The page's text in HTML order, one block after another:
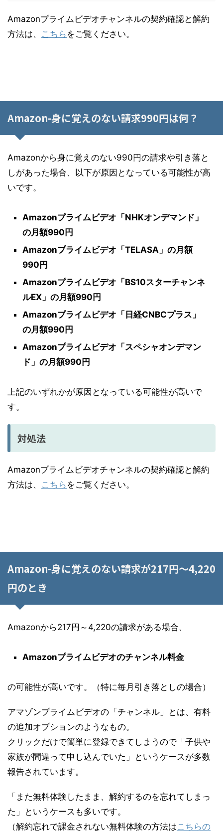
Amazonプライムビデオチャンネルの契約確認と解約
方法は、 こちら をご覧ください。
Amazon-身に覚えのない請求990円は何？
Amazonから身に覚えのない990円の請求や引き落と
しがあった場合、以下が原因となっている可能性が高
いです。
Amazonプライムビデオ「NHKオンデマンド」
の月額990円
Amazonプライムビデオ「TELASA」の月額
990円
Amazonプライムビデオ「BS10スターチャンネ
ルEX」の月額990円
Amazonプライムビデオ「日経CNBCプラス」
の月額990円
Amazonプライムビデオ「スペシャオンデマン
ド」の月額990円
上記のいずれかが原因となっている可能性が高いで
す。
対処法
Amazonプライムビデオチャンネルの契約確認と解約
方法は、 こちら をご覧ください。
Amazon-身に覚えのない請求が217円～4,220
円のとき
Amazonから217円～4,220の請求がある場合、
Amazonプライムビデオのチャンネル料金
の可能性が高いです。（特に毎月引き落としの場合）
アマゾンプライムビデオの「チャンネル」とは、有料
の追加オプションのようなもの。
クリックだけで簡単に登録できてしまうので「子供や
家族が間違って申し込んでいた」というケースが多数
報告されています。
「また無料体験したまま、解約するのを忘れてしまっ
た」というケースも多いです。
（解約忘れで課金されない無料体験の方法はこちらの